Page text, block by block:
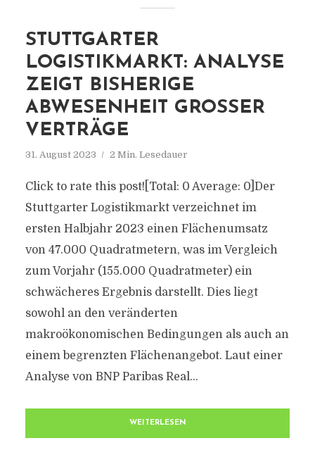
STUTTGARTER
LOGISTIKMARKT: ANALYSE
ZEIGT BISHERIGE
ABWESENHEIT GROSSER V
ERTRÄGE
31. August 2023 2 Min. Lesedauer
Click to rate this post![Total: 0 Average: 0]Der
Stuttgarter Logistikmarkt verzeichnet im
ersten Halbjahr 2023 einen Flächenumsatz
von 47.000 Quadratmetern, was im Vergleich
zum Vorjahr (155.000 Quadratmeter) ein
schwächeres Ergebnis darstellt. Dies liegt
sowohl an den veränderten
makroökonomischen Bedingungen als auch an
einem begrenzten Flächenangebot. Laut einer
Analyse von BNP Paribas Real...
WEITERLESEN